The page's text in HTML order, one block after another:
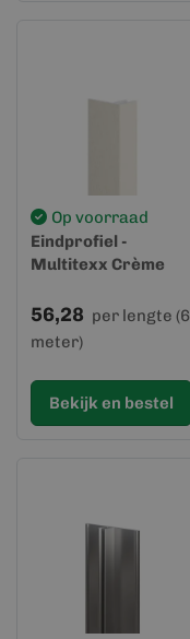
Op voorraad
Eindprofiel -
Multitexx Crème
56,28 per lengte (6
meter)
Bekijk en bestel